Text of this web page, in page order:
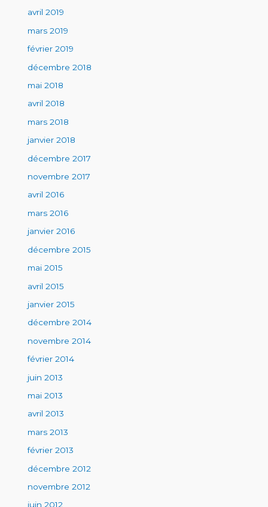
avril 2019
mars 2019
février 2019
décembre 2018
mai 2018
avril 2018
mars 2018
janvier 2018
décembre 2017
novembre 2017
avril 2016
mars 2016
janvier 2016
décembre 2015
mai 2015
avril 2015
janvier 2015
décembre 2014
novembre 2014
février 2014
juin 2013
mai 2013
avril 2013
mars 2013
février 2013
décembre 2012
novembre 2012
juin 2012